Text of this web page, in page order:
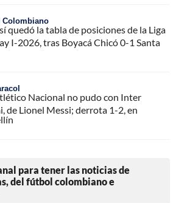
Colombiano
quedó la tabla de posiciones de la Liga
I-2026, tras Boyacá Chicó 0-1 Santa
Nacional no pudo con Inter
de Lionel Messi; derrota 1-2, en
para tener las noticias de
del fútbol colombiano e